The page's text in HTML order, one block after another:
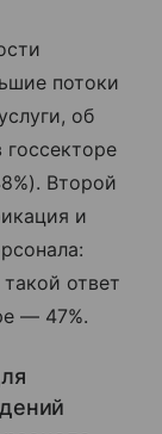
потоки
об
Второй
и
ответ
— 47%.